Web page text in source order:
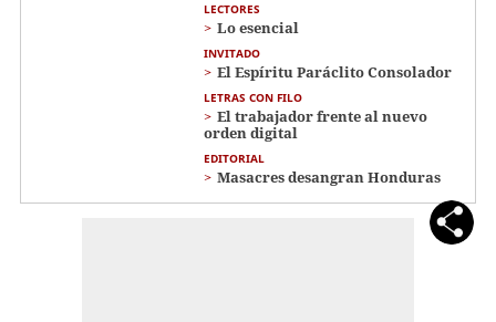
LECTORES
Lo esencial
INVITADO
El Espíritu Paráclito Consolador
LETRAS CON FILO
El trabajador frente al nuevo
orden digital
EDITORIAL
Masacres desangran Honduras